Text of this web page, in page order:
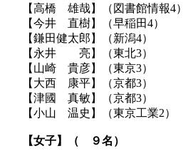
【高橋 雄哉】（図書館情報4）
【今井 直樹】（早稲田4）
【鎌田健太郎】（新潟4）
【永井 亮】（東北3）
【山崎 貴彦】（東京3）
【大西 康平】（京都3）
【津國 真敏】（京都3）
【小山 温史】（東京工業2）
【女子】（ ９名）